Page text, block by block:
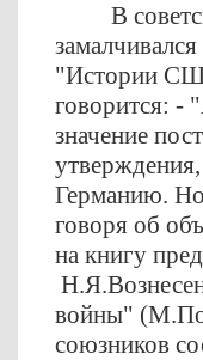
В
"Истории
говорится: -
значение
Германию. Но
говоря об
на книгу
войны"
союзников